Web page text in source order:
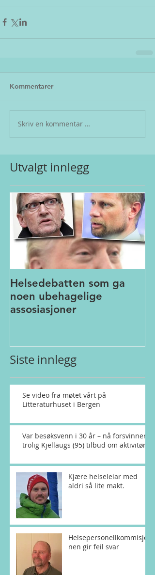
Kommentarer
Skriv en kommentar …
Utvalgt innlegg
Helsedebatten som ga
noen ubehagelige
assosiasjoner
Siste innlegg
Se video fra møtet vårt på
Litteraturhuset i Bergen
Var besøksvenn i 30 år – nå forsvinner
trolig Kjellaugs (95) tilbud om aktivitør
Kjære helseleiar med
aldri så lite makt.
Helsepersonellkommisjo
nen gir feil svar